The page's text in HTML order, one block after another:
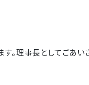
。理事長としてごあい